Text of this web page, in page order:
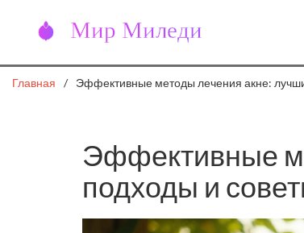
Главная Эффективные методы лечения акне:
Эффективные
подходы и